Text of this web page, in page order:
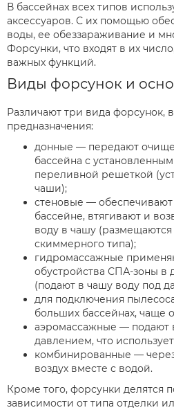
В бассейнах всех типов
аксессуаров. С их помощью
воды, ее обеззараживание и
Форсунки, что входят в их
важных функций.
Виды форсунок и
Различают три вида форсунок,
предназначения:
донные — передают
бассейна с
переливной решеткой
чаши);
стеновые —
бассейне, втягивают и
воду в чашу (размещаются
скиммерного типа);
гидромассажные
обустройства СПА-зоны в
(подают в чашу воду под
для подключения
больших бассейнах, чаще
аэромассажные — подают
давлением, что
комбинированные —
воздух вместе с водой.
Кроме того, форсунки делятся
зависимости от типа отделки